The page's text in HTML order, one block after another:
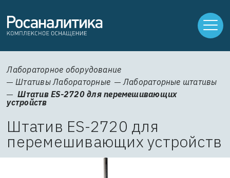
Лабораторное оборудование
Штативы Лабораторные
Лабораторные штативы
Штатив ES-2720 для перемешивающих
устройств
Штатив ES-2720 для
перемешивающих устройств